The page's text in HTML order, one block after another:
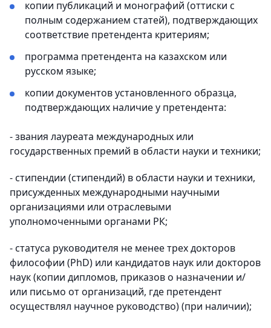
копии публикаций и монографий (оттиски с
полным содержанием статей), подтверждающих
соответствие претендента критериям;
программа претендента на казахском или
русском языке;
копии документов установленного образца,
подтверждающих наличие у претендента:
- звания лауреата международных или
государственных премий в области науки и техники;
- стипендии (стипендий) в области науки и техники,
присужденных международными научными
организациями или отраслевыми
уполномоченными органами РК;
- статуса руководителя не менее трех докторов
философии (PhD) или кандидатов наук или докторов
наук (копии дипломов, приказов о назначении и/
или письмо от организаций, где претендент
осуществлял научное руководство) (при наличии);